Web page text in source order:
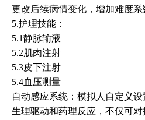
更改后续病情变化，增加难度系
5.护理技能：
5.1静脉输液
5.2肌肉注射
5.3皮下注射
5.4血压测量
自动感应系统：模拟人自定义
生理驱动和药理反应，不仅可